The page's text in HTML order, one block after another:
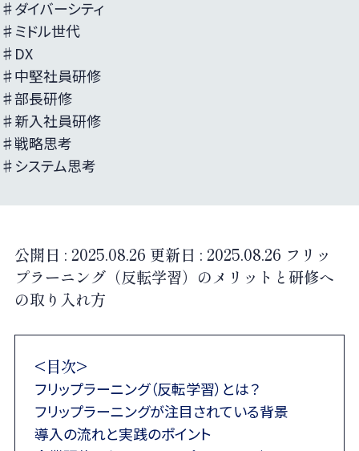
♯ダイバーシティ
♯ミドル世代
♯DX
♯中堅社員研修
♯部長研修
♯新入社員研修
♯戦略思考
♯システム思考
公開日 : 2025.08.26 更新日 : 2025.08.26 フリッ
プラーニング（反転学習）のメリットと研修へ
の取り入れ方
<目次>
フリップラーニング（反転学習）とは？
フリップラーニングが注目されている背景
導入の流れと実践のポイント